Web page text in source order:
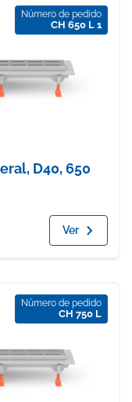
Número de pedido
CH 650 L 1
D40, 650
Ver
Número de pedido
CH 750 L